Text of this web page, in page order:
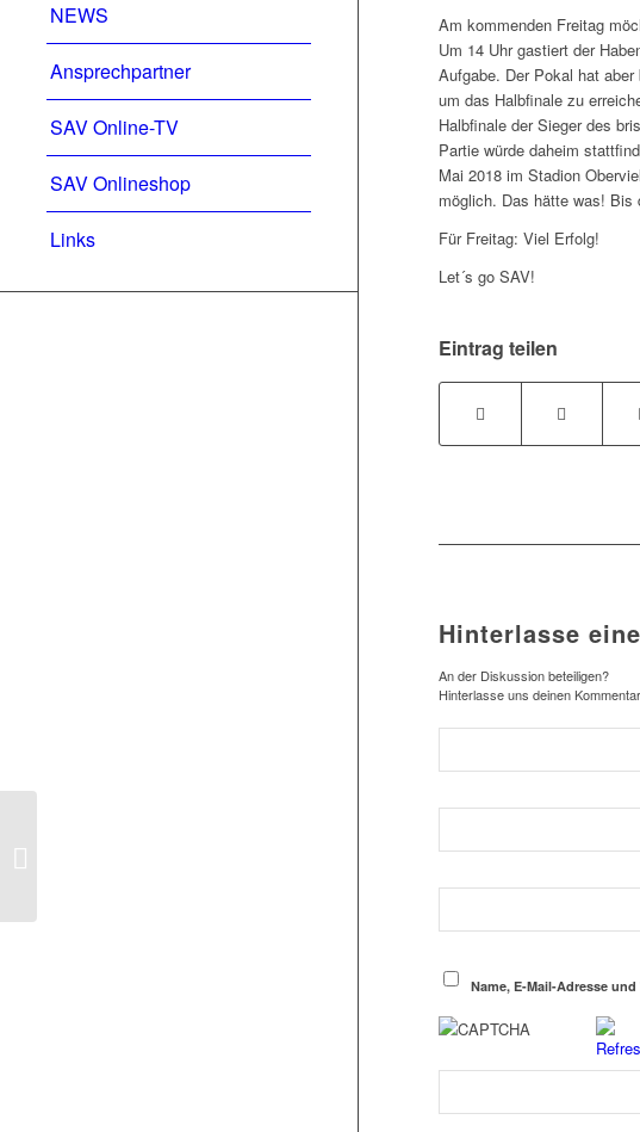
NEWS
Ansprechpartner
SAV Online-TV
SAV Onlineshop
Links
Am kommenden Freitag
Um 14 Uhr gastiert der
Aufgabe. Der Pokal hat
um das Halbfinale zu
Halbfinale der Sieger des
Partie würde daheim
Mai 2018 im Stadion
möglich. Das hätte was! Bis
Für Freitag: Viel Erfolg!
Let´s go SAV!
Eintrag teilen
Hinterlasse
An der Diskussion beteiligen?
Hinterlasse uns deinen
Name, E-Mail-Adresse